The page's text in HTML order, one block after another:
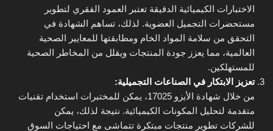
الاختبارات الكيميائية الدقيقة تعتبر العمود الفقري لتطوير
مستحضرات التجميل العضوية. لذلك، تساهم الشهادة في
التحقق من سلامة المواد الخام ومطابقتها للمعايير الصحية
العالمية، مما يعزز جودة المنتجات ويقلل من المخاطر الصحية
للمستهلكين.
تعزيز الابتكار في الصناعات التجميلية:
من خلال شهادة الأيزو 17025، يمكن للمختبرات استخدام تقنيات
متقدمة لتحليل المكونات الكيميائية. نتيجة لذلك، يمكن
للشركات تطوير منتجات مبتكرة تتماشى مع احتياجات السوق